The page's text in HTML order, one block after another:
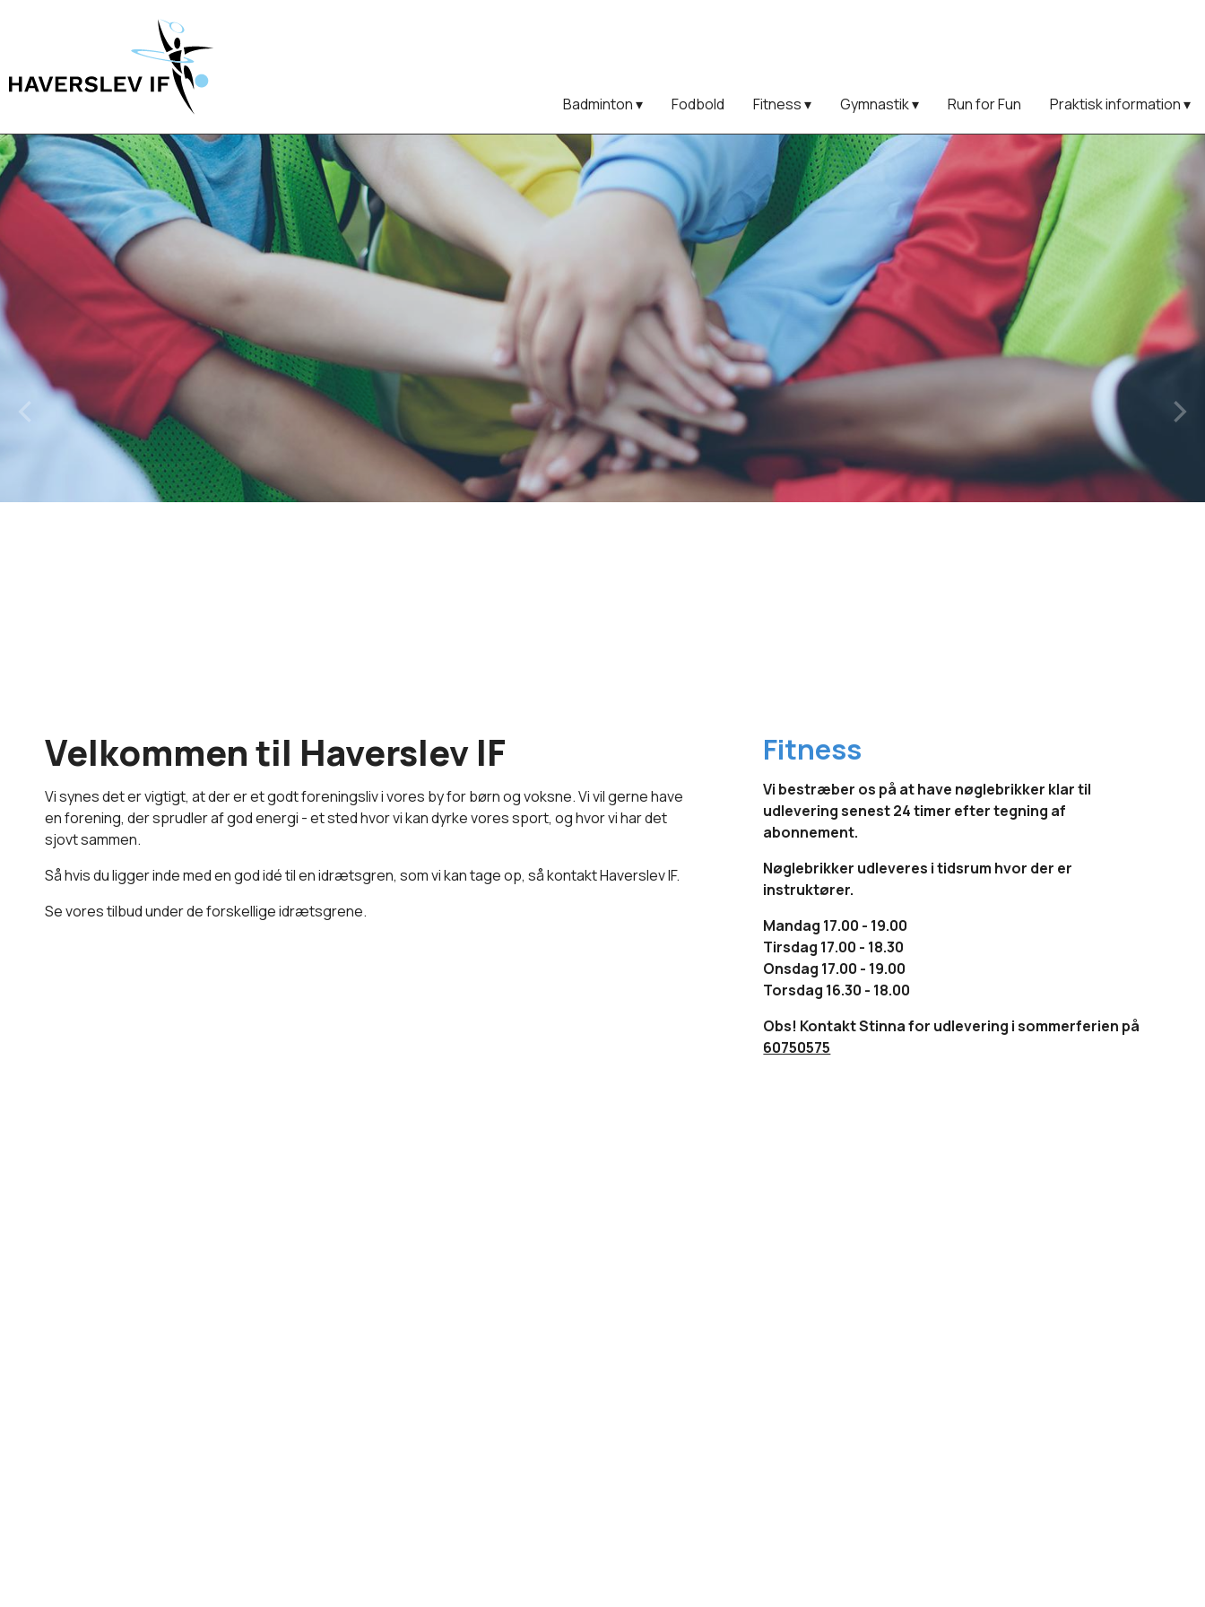
Badminton Fodbold Fitness Gymnastik Run for Fun Praktisk information
Velkommen til Haverslev IF
Vi synes det er vigtigt, at der er et godt foreningsliv i vores by for børn og voksne. Vi vil gerne have
en forening, der sprudler af god energi - et sted hvor vi kan dyrke vores sport, og hvor vi har det
sjovt sammen.
Så hvis du ligger inde med en god idé til en idrætsgren, som vi kan tage op, så kontakt Haverslev IF.
Se vores tilbud under de forskellige idrætsgrene.
Fitness
Vi bestræber os på at have nøglebrikker klar til
udlevering senest 24 timer efter tegning af
abonnement.
Nøglebrikker udleveres i tidsrum hvor der er
instruktører.
Mandag 17.00 - 19.00
Tirsdag 17.00 - 18.30
Onsdag 17.00 - 19.00
Torsdag 16.30 - 18.00
Obs! Kontakt Stinna for udlevering i sommerferien på
60750575